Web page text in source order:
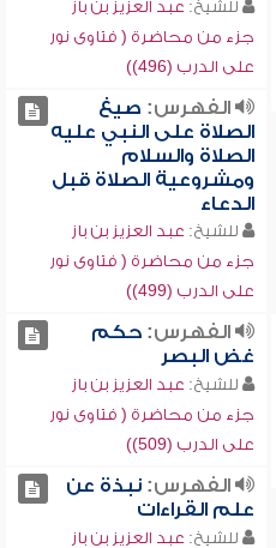
للشيخ: عبد العزيز بن باز
جزء من محاضرة ( فتاوى نور
على الدرب (496))
الفهرس: صيغ
الصلاة على النبي عليه
الصلاة والسلام
ومشروعية الصلاة قبل
الدعاء
للشيخ: عبد العزيز بن باز
جزء من محاضرة ( فتاوى نور
على الدرب (499))
الفهرس:حكم
غض البصر
للشيخ: عبد العزيز بن باز
جزء من محاضرة ( فتاوى نور
على الدرب (509))
الفهرس:نبذة عن
علم القراءات
للشيخ: عبد العزيز بن باز